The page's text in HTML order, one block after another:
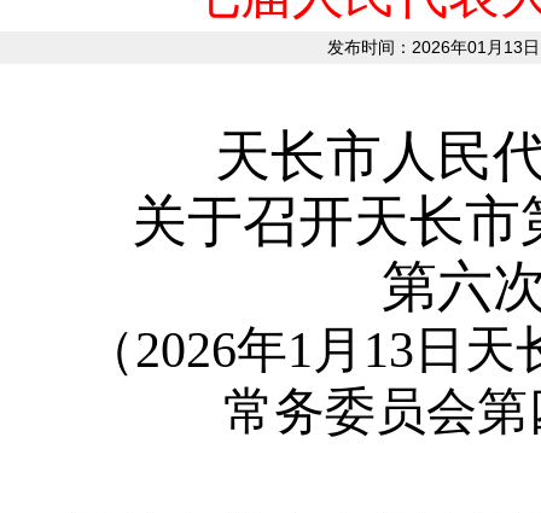
发布时间：2026年01月13日
天长市人民
关于召开天长
第六
（2026年1月13日
常务委员会